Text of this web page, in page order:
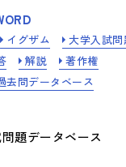
イグザム
大学入試問
解説
著作権
去問データベース
題データベース